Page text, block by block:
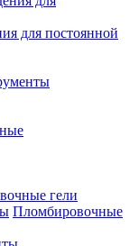
для постоянной
гели
Пломбировочные